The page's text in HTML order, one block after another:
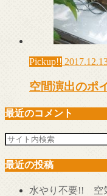
Pickup!!
空間演出のポ
最近のコメント
最近の投稿
水やり不要!! 空